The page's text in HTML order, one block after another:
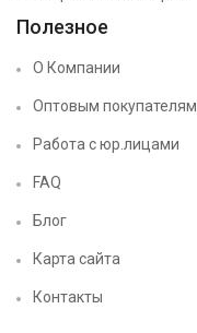
Полезное
О Компании
Оптовым покупателям
Работа с юр.лицами
FAQ
Блог
Карта сайта
Контакты